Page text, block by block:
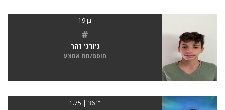
בן 19
#
ג'ורג' זהר
חוסם/מת אמצע
בן 36 | 1.75